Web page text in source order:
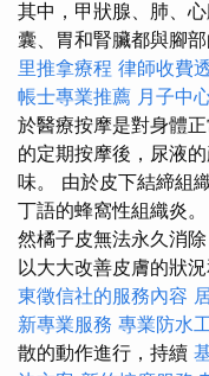
其中，甲狀腺、肺、
囊、胃和腎臟都與腳
里推拿療程 律師收費
帳士專業推薦 月子中
於醫療按摩是對身體
的定期按摩後，尿液
味。 由於皮下結締組
丁語的蜂窩性組織炎。
然橘子皮無法永久消
以大大改善皮膚的狀
東徵信社的服務內容
新專業服務 專業防水
散的動作進行，持續